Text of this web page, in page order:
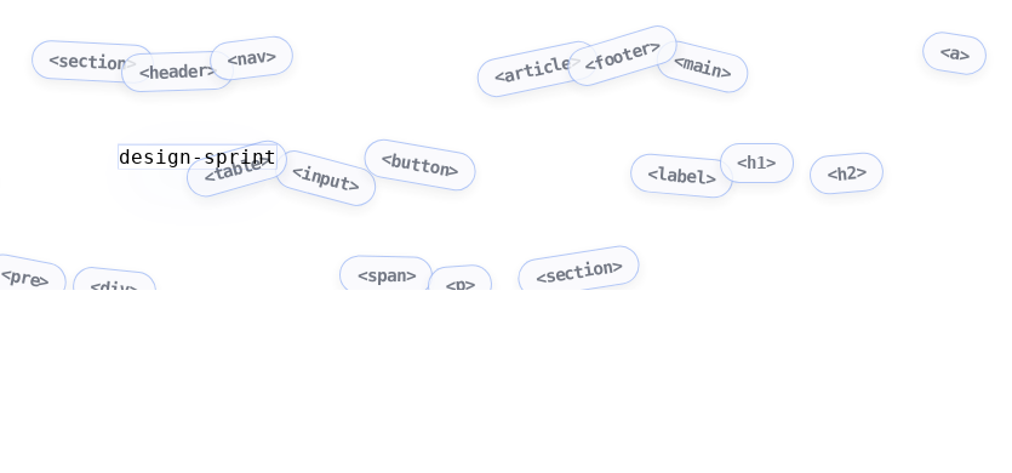
<section><header>
<nav> <article><footer> <main> <a>
<table> <input> <button> <label>
<h1> <h2>
<pre> <div>
<span> <p> <section>
design-sprint